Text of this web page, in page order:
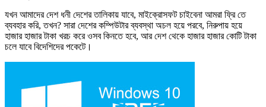
যখন আমাদের দেশ ধনী দেশের তালিকায় যাবে, মাইক্রোসফট চাইবেনা আমরা ফ্রি তে
ব্যবহার করি, তখন? সারা দেশের কম্পিউটার ব্যবস্থা অচল হয়ে পরবে, নিরুপায় হয়ে
হাজার হাজার টাকা খরচ করে ওসব কিনতে হবে, আর দেশ থেকে হাজার হাজার কোটি টাকা
চলে যাবে বিদেশিদের পকেটে।